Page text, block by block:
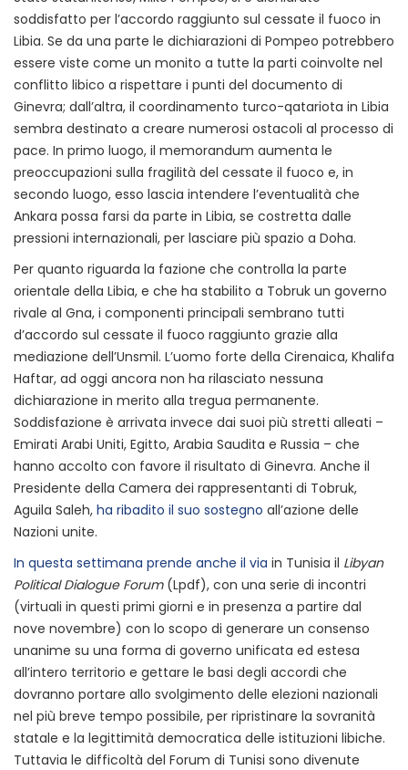
soddisfatto per l’accordo raggiunto sul cessate il fuoco in
Libia. Se da una parte le dichiarazioni di Pompeo potrebbero
essere viste come un monito a tutte la parti coinvolte nel
conflitto libico a rispettare i punti del documento di
Ginevra; dall’altra, il coordinamento turco-qatariota in Libia
sembra destinato a creare numerosi ostacoli al processo di
pace. In primo luogo, il memorandum aumenta le
preoccupazioni sulla fragilità del cessate il fuoco e, in
secondo luogo, esso lascia intendere l’eventualità che
Ankara possa farsi da parte in Libia, se costretta dalle
pressioni internazionali, per lasciare più spazio a Doha.
Per quanto riguarda la fazione che controlla la parte
orientale della Libia, e che ha stabilito a Tobruk un governo
rivale al Gna, i componenti principali sembrano tutti
d’accordo sul cessate il fuoco raggiunto grazie alla
mediazione dell’Unsmil. L’uomo forte della Cirenaica, Khalifa
Haftar, ad oggi ancora non ha rilasciato nessuna
dichiarazione in merito alla tregua permanente.
Soddisfazione è arrivata invece dai suoi più stretti alleati –
Emirati Arabi Uniti, Egitto, Arabia Saudita e Russia – che
hanno accolto con favore il risultato di Ginevra. Anche il
Presidente della Camera dei rappresentanti di Tobruk,
Aguila Saleh, ha ribadito il suo sostegno all’azione delle
Nazioni unite.
In questa settimana prende anche il via in Tunisia il Libyan
Political Dialogue Forum(Lpdf), con una serie di incontri
(virtuali in questi primi giorni e in presenza a partire dal
nove novembre) con lo scopo di generare un consenso
unanime su una forma di governo unificata ed estesa
all’intero territorio e gettare le basi degli accordi che
dovranno portare allo svolgimento delle elezioni nazionali
nel più breve tempo possibile, per ripristinare la sovranità
statale e la legittimità democratica delle istituzioni libiche.
Tuttavia le difficoltà del Forum di Tunisi sono divenute